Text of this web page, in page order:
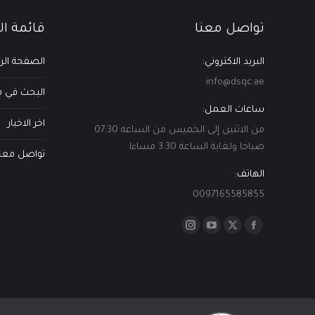
تواصل معنا
البريد الاكتروني:
info@dsqc.ae
ساعات العمل:
من الاثنين إلى الخميس من الساعه 07:30
صباحا ولغاية الساعة 3:30 مساءا
الهاتف:
0097165585855
Find us on:
Facebook
X
YouTube
Instagram
قائمة
الصفحة
البحث في
اخر الاخبار
تواصل